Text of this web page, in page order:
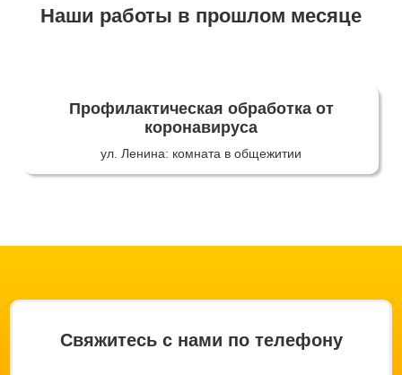
Наши работы в прошлом месяце
Профилактическая обработка от
коронавируса
ул. Ленина: комната в общежитии
Свяжитесь с нами по телефону